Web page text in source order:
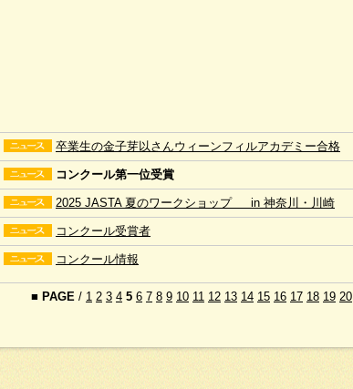
卒業生の金子芽以さんウィーンフィルアカデミー合格
コンクール第一位受賞
2025 JASTA 夏のワークショップ in 神奈川・川崎
コンクール受賞者
コンクール情報
■ PAGE / 1 2 3 4 5 6 7 8 9 10 11 12 13 14 15 16 17 18 19 20